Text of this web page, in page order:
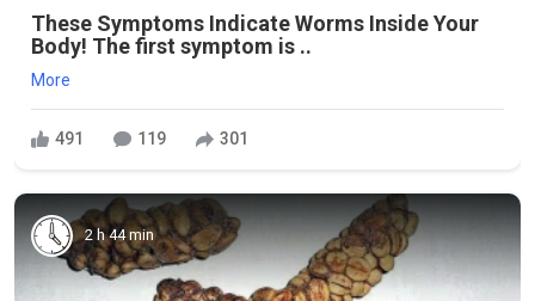
These Symptoms Indicate Worms Inside Your
Body! The first symptom is ..
More
491 119 301
2 h 44 min